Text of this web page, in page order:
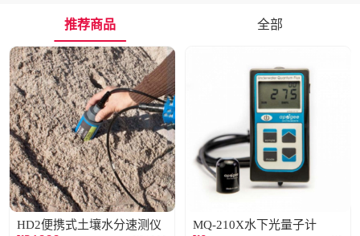
推荐商品 全部
HD2便携式土壤水分速测仪 MQ-210X水下光量子计